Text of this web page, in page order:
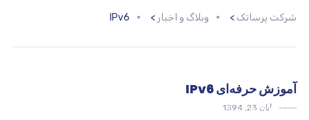
شرکت پرساتک > وبلاگ و اخبار >
IPv6
آموزش حرفه‌ای IPv6
آبان 23, 1394
IP DESIGN